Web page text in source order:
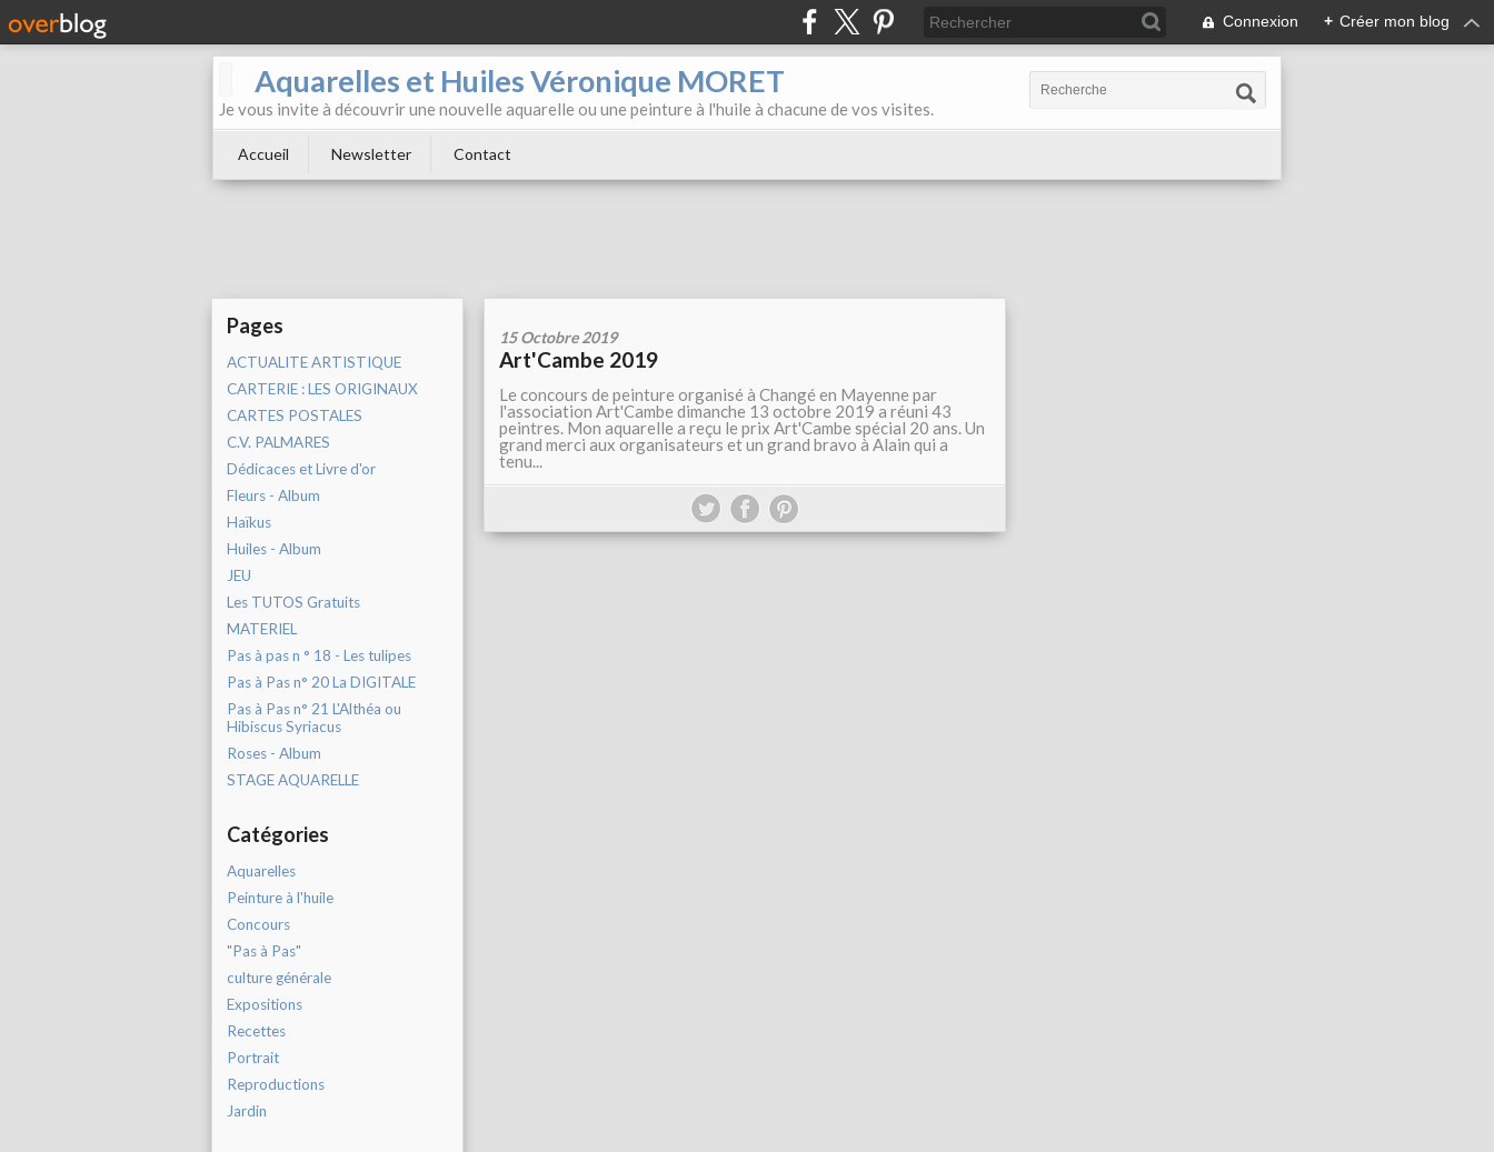
Connexion + Créer mon blog
Aquarelles et Huiles Véronique MORET
Je vous invite à découvrir une nouvelle aquarelle ou une peinture à l'huile à chacune de vos visites.
Accueil Newsletter Contact
Pages
ACTUALITE ARTISTIQUE
CARTERIE : LES ORIGINAUX
CARTES POSTALES
C.V. PALMARES
Dédicaces et Livre d'or
Fleurs - Album
Haïkus
Huiles - Album
JEU
Les TUTOS Gratuits
MATERIEL
Pas à pas n ° 18 - Les tulipes
Pas à Pas n° 20 La DIGITALE
Pas à Pas n° 21 L'Althéa ou
Hibiscus Syriacus
Roses - Album
STAGE AQUARELLE
Catégories
Aquarelles
Peinture à l'huile
Concours
"Pas à Pas"
culture générale
Expositions
Recettes
Portrait
Reproductions
Jardin
15 Octobre 2019
Art'Cambe 2019
Le concours de peinture organisé à Changé en Mayenne par
l'association Art'Cambe dimanche 13 octobre 2019 a réuni 43
peintres. Mon aquarelle a reçu le prix Art'Cambe spécial 20 ans. Un
grand merci aux organisateurs et un grand bravo à Alain qui a
tenu...